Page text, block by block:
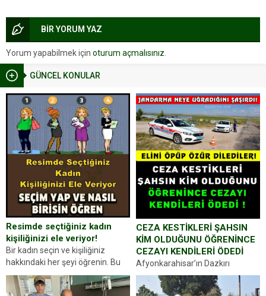
GÜNCEL KONULAR
Resimde seçtiğiniz kadın
kişiliğinizi ele veriyor!
Bir kadın seçin ve kişiliğiniz
hakkındaki her şeyi öğrenin. Bu
kez karşınıza oldukça farklı bir
kişilik testiyle çıkıyoruz. Resimde
CEZA KESTİKLERİ ŞAHSIN
KİM OLDUĞUNU ÖĞRENİNCE
CEZAYI KENDİLERİ ÖDEDİ
Afyonkarahisar’ın Dazkırı
ilçesinde trafik uygulaması
yapan jandarma ekipleri
BİR YORUM YAZ
Yorum yapabilmek için oturum açmalısınız